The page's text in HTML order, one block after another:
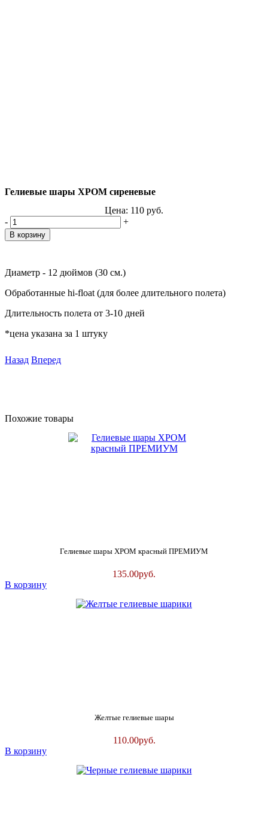
Гелиевые шары ХРОМ сиреневые
Цена: 110 руб.
-
+
Диаметр - 12 дюймов (30 см.)
Обработанные hi-float (для более длительного полета)
Длительность полета от 3-10 дней
*цена указана за 1 штуку
Назад Вперед
Похожие товары
Гелиевые шары ХРОМ красный ПРЕМИУМ
135.00руб.
В корзину
Желтые гелиевые шары
110.00руб.
В корзину